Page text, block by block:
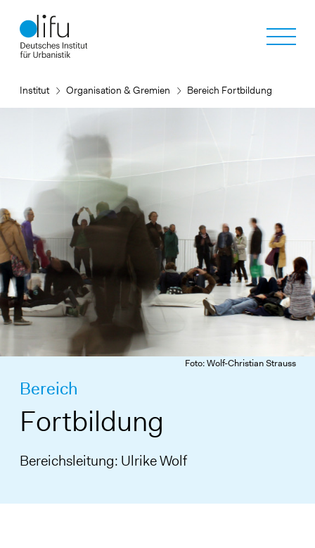
zum
Inhalt
Institut Organisation & Gremien Bereich Fortbildung
Foto: Wolf-Christian Strauss
Bereich
Fortbildung
Bereichsleitung: Ulrike Wolf